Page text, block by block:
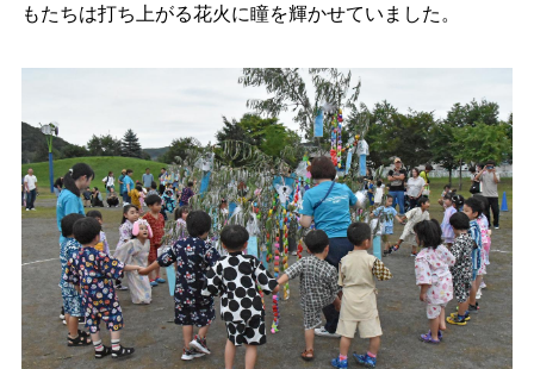
language
閉じる
もたちは打ち上がる花火に瞳を輝かせていました。